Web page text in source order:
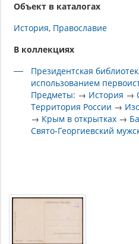
Объект в каталогах
История Православие
В коллекциях
Президентская
использованием
Предметы: → История →
Территория России →
→ Крым в открытках →
Свято-Георгиевский